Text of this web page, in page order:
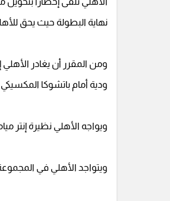
نهاية البطولة حيث يحق للأهلي الحصول على 9.5
ودية أمام باتشوكا المكسيكي يوم 8 من الشهر ذاته قبل انطلاق
ويواجه الأهلي نظيرة إنتر ميامي
ويتواجد الأهلي في المجموعة